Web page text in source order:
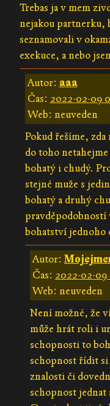
Trebas ja v mem
nejakou partnerku,
seznamovali v
exekuce, a nebo
Autor: aaa
Čas: 2022-02-09
Web: neuveden
Pokud řešíme,
do toho
bohatý i chudý.
stejné muže s
bohatý a druhý
pravděpodobností
bohatství jednoho
Autor:
Čas: 2022-02-
Web: neuveden
Není možné, že
může hrát roli i
schopnosti to
schopnost řídit
znalosti či
schopnost jednat